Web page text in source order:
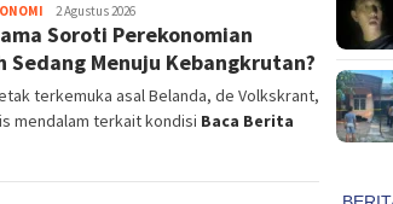
Redaktur
Pelaksana
2 Agustus 2026
Soroti Perekonomian
Sedang Menuju Kebangkrutan?
terkemuka asal Belanda, de Volkskrant,
mendalam terkait kondisi Baca Berita